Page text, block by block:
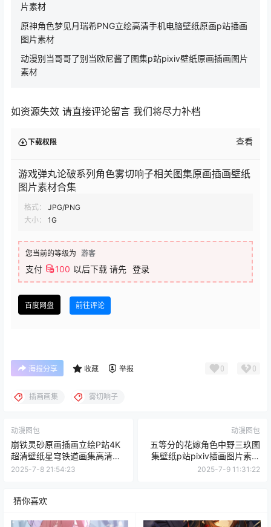
片素材
原神角色梦见月瑞希PNG立绘高清手机电脑壁纸原画p站插画
图片素材
动漫别当哥哥了别当欧尼酱了图集p站pixiv壁纸原画插画图片
素材
如资源失效 请直接评论留言 我们将尽力补档
下载权限 查看
游戏弹丸论破系列角色雾切响子相关图集原画插画壁纸
图片素材合集
格式：
JPG/PNG
大小：
1G
您当前的等级为 游客
支付 100 以后下载 请先 登录
百度网盘 前往评论
海报分享 收藏 举报 0 0
插画画集 雾切响子
动漫图包
崩铁灵砂原画插画立绘P站4K
超清壁纸星穹铁道画集高清图
片素材集
2025-7-8 21:54:23
动漫图包
五等分的花嫁角色中野三玖图
集壁纸p站pixiv插画图片素材
美术资料
2025-7-9 11:31:22
猜你喜欢